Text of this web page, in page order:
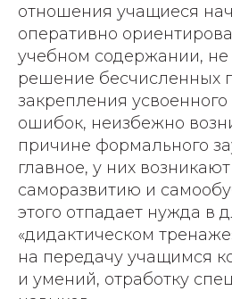
отношения учащиеся
оперативно
учебном содержании, не
решение бесчисленных
закрепления
ошибок, неизбежно
причине формального
главное, у них
саморазвитию и
этого отпадает нужда в
«дидактическом
на передачу учащимся
и умений, отработку